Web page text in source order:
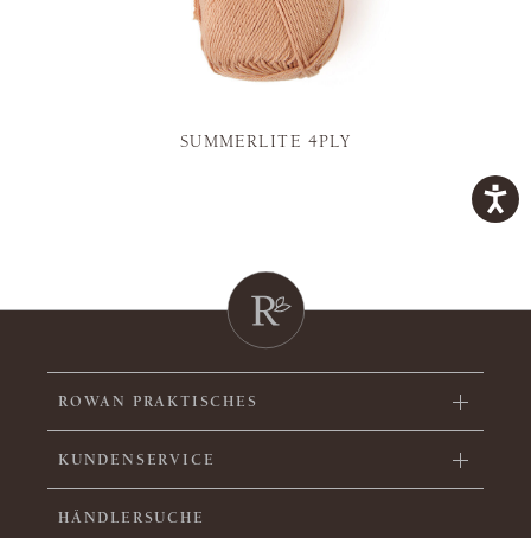
SUMMERLITE 4PLY
ROWAN PRAKTISCHES
KUNDENSERVICE
HÄNDLERSUCHE